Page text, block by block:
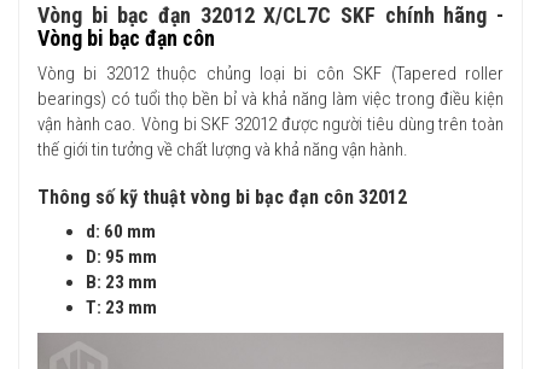
Vòng bi bạc đạn 32012 X/CL7C SKF chính hãng -
Vòng bi bạc đạn côn
Vòng bi 32012 thuộc chủng loại bi côn SKF (Tapered roller
bearings) có tuổi thọ bền bỉ và khả năng làm việc trong điều kiện
vận hành cao. Vòng bi SKF 32012 được người tiêu dùng trên toàn
thế giới tin tưởng về chất lượng và khả năng vận hành.
Thông số kỹ thuật vòng bi bạc đạn côn 32012
d: 60 mm
D: 95 mm
B: 23 mm
T: 23 mm